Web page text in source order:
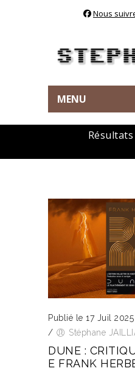
Nous
MENU
Publié le 17 Juil 2025
/
Stéphane
DUNE :
E FRANK